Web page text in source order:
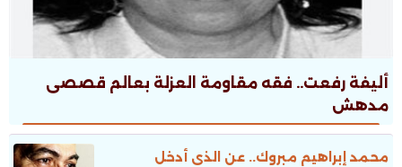
أليفة رفعت.. فقه مقاومة العزلة بعالم قصصى
مدهش
محمد إبراهيم مبروك.. عن الذى أدخل